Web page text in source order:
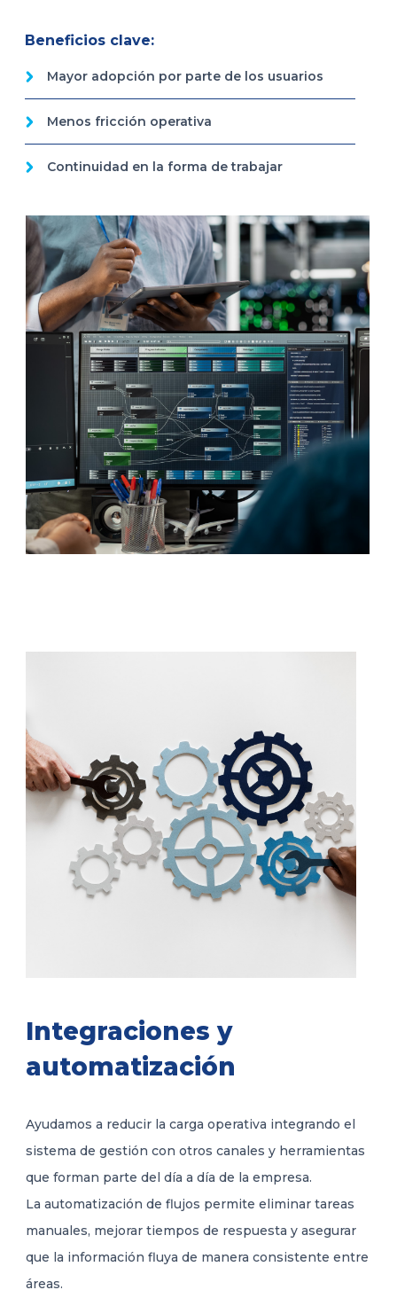
Beneficios clave:
Mayor adopción por parte de los usuarios
Menos fricción operativa
Continuidad en la forma de trabajar
Integraciones y
automatización
Ayudamos a reducir la carga operativa integrando el
sistema de gestión con otros canales y herramientas
que forman parte del día a día de la empresa.
La automatización de flujos permite eliminar tareas
manuales, mejorar tiempos de respuesta y asegurar
que la información fluya de manera consistente entre
áreas.